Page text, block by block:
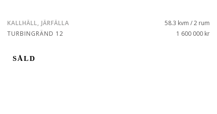
KALLHÄLL, JÄRFÄLLA
TURBINGRÄND 12
58.3 kvm / 2 rum
1 600 000 kr
SÅLD